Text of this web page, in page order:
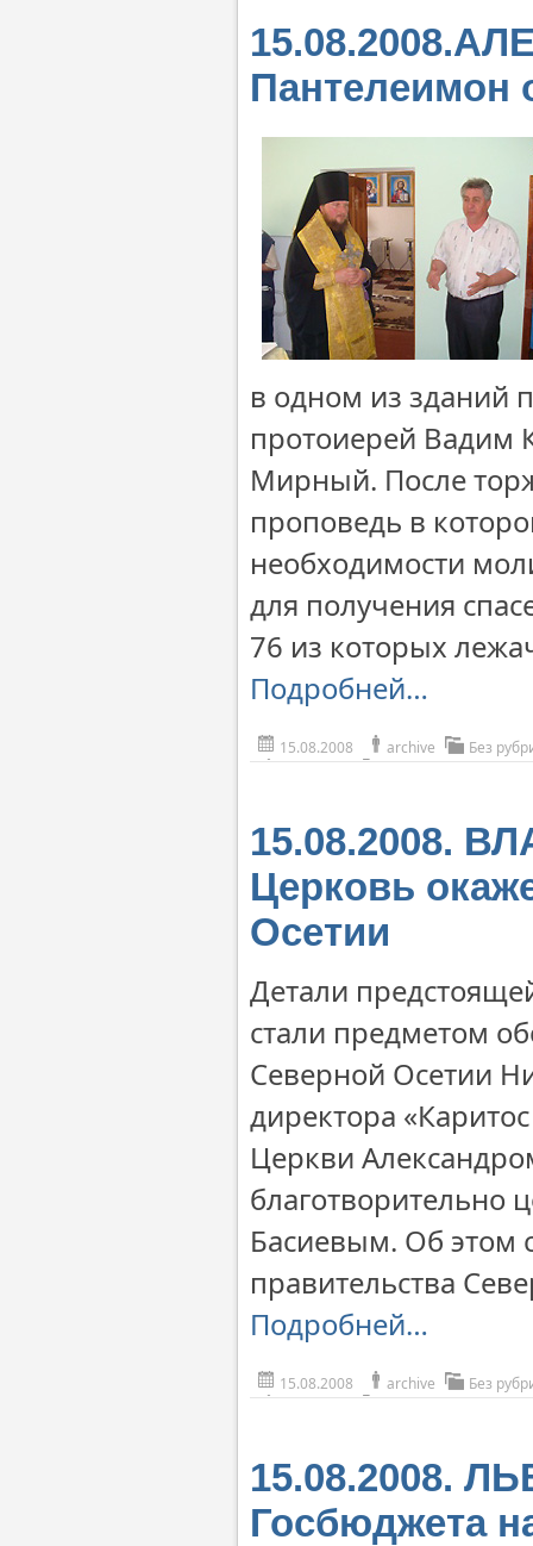
Пантелеимон
в одном из зданий
протоиерей Вадим
Мирный. После
проповедь в
необходимости
для получения
76 из которых
Подробней…
15.08.2008 archive Без
15.08.2008.
Церковь
Осетии
Детали
стали предметом
Северной Осетии
директора
Церкви
благотворительно
Басиевым. Об этом
правительства
Подробней…
15.08.2008 archive Без
15.08.2008.
Госбюджета